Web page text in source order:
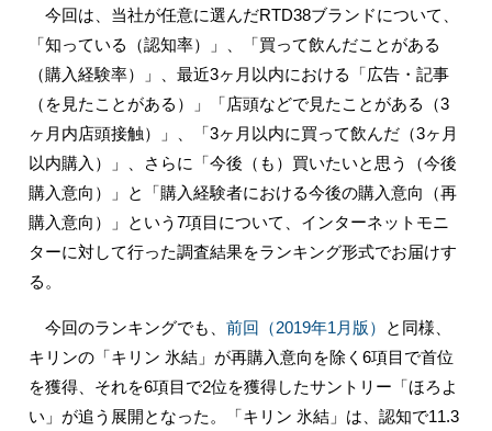
今回は、当社が任意に選んだRTD38ブランドについて、
「知っている（認知率）」、「買って飲んだことがある
（購入経験率）」、最近3ヶ月以内における「広告・記事
（を見たことがある）」「店頭などで見たことがある（3
ヶ月内店頭接触）」、「3ヶ月以内に買って飲んだ（3ヶ月
以内購入）」、さらに「今後（も）買いたいと思う（今後
購入意向）」と「購入経験者における今後の購入意向（再
購入意向）」という7項目について、インターネットモニ
ターに対して行った調査結果をランキング形式でお届けす
る。
今回のランキングでも、前回（2019年1月版）
と同様、
キリンの「キリン 氷結」が再購入意向を除く6項目で首位
を獲得、それを6項目で2位を獲得したサントリー「ほろよ
い」が追う展開となった。「キリン 氷結」は、認知で11.3